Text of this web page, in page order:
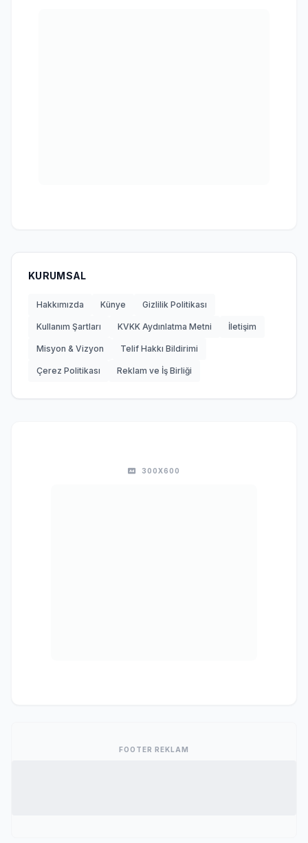
KURUMSAL
Hakkımızda Künye Gizlilik Politikası
Kullanım Şartları KVKK Aydınlatma Metni İletişim
Misyon & Vizyon Telif Hakkı Bildirimi
Çerez Politikası Reklam ve İş Birliği
300X600
FOOTER REKLAM